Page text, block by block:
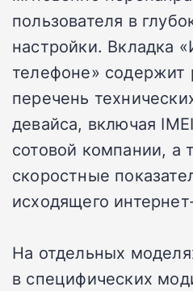
пользователя в
настройки. Вкладка
телефоне» содержит
перечень
девайса, включая
сотовой компании, а
скоростные
исходящего
На отдельных
в специфических